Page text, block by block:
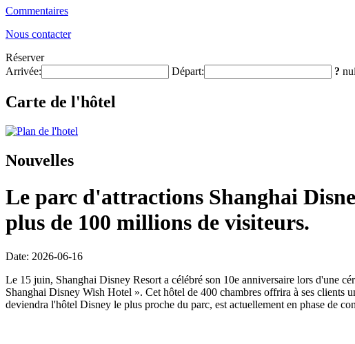
Commentaires
Nous contacter
Réserver
Arrivée:
Départ: ?
Carte de l'hôtel
Nouvelles
Le parc d'attractions Shanghai
plus de 100 millions de visiteurs.
Date: 2026-06-16
Le 15 juin, Shanghai Disney Resort a célébré son 10e anniversaire lors d'une
Shanghai Disney Wish Hotel ». Cet hôtel de 400 chambres offrira à ses clients
deviendra l'hôtel Disney le plus proche du parc, est actuellement en phase de